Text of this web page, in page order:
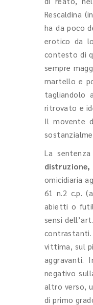
Rescaldina
ha da poco
erotico da
contesto di
sempre
martello e
tagliandolo
ritrovato e
Il movente
La
omicidiaria
61 n.2 c.p.
abietti o
sensi
vittima, sul
aggravanti.
negativo
altro verso,
di primo